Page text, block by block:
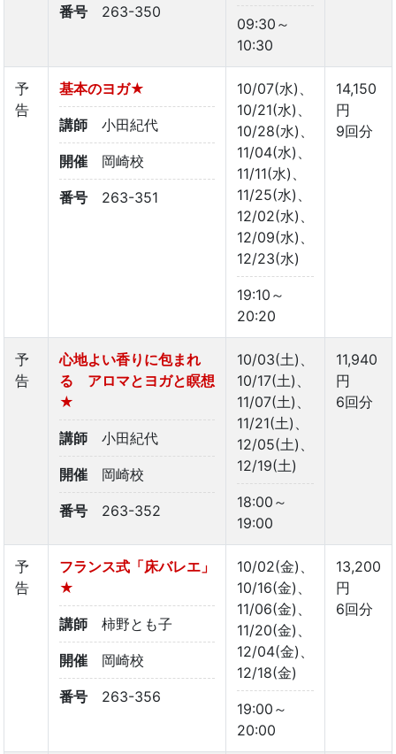
番号 263-350
09:30～
10:30
予
告
基本のヨガ★
講師 小田紀代
開催 岡崎校
番号 263-351
10/07(水)、
10/21(水)、
10/28(水)、
11/04(水)、
11/11(水)、
11/25(水)、
12/02(水)、
12/09(水)、
12/23(水)
19:10～
20:20
14,150
円
9回分
予
告
心地よい香りに包まれ
る アロマとヨガと瞑想
★
講師 小田紀代
開催 岡崎校
番号 263-352
10/03(土)、
10/17(土)、
11/07(土)、
11/21(土)、
12/05(土)、
12/19(土)
18:00～
19:00
11,940
円
6回分
予
告
フランス式「床バレエ」
★
講師 柿野とも子
開催 岡崎校
番号 263-356
10/02(金)、
10/16(金)、
11/06(金)、
11/20(金)、
12/04(金)、
12/18(金)
19:00～
20:00
13,200
円
6回分